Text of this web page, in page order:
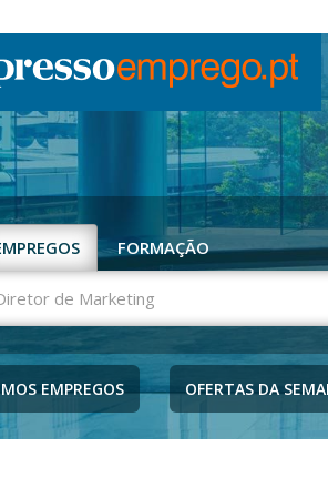
FORMAÇÃO
EMPREGOS
OFERTAS DA